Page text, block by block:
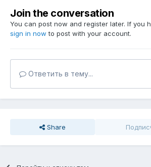
Join the conversation
You can post now and register later. If you
sign in now to post with your account.
Ответить в тему...
Share